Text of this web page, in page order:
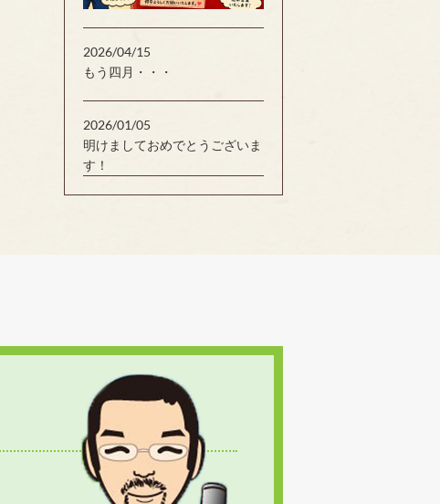
2026/04/15
もう四月・・・
2026/01/05
明けましておめでとうございま
す！